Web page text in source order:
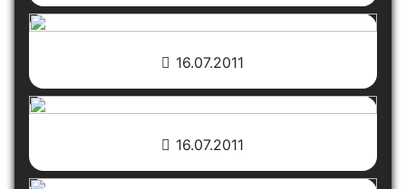
16.07.2011
16.07.2011